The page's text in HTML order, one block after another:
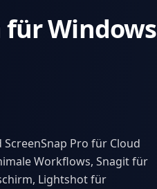
Windows
Pro für Cloud
Workflows, Snagit für
Lightshot für